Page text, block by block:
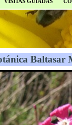
VISITAS GUIADAS
Baltasar